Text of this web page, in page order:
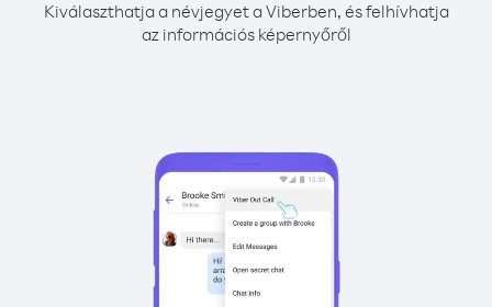
Kiválaszthatja a névjegyet a Viberben, és felhívhatja
az információs képernyőről